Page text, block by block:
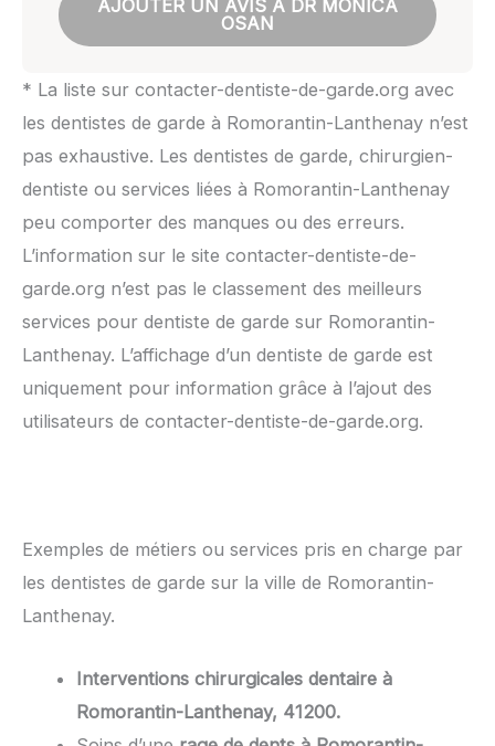
AJOUTER UN AVIS À DR MONICA
OSAN
* La liste sur contacter-dentiste-de-garde.org avec
les dentistes de garde à Romorantin-Lanthenay n’est
pas exhaustive. Les dentistes de garde, chirurgien-
dentiste ou services liées à Romorantin-Lanthenay
peu comporter des manques ou des erreurs.
L’information sur le site contacter-dentiste-de-
garde.org n’est pas le classement des meilleurs
services pour dentiste de garde sur Romorantin-
Lanthenay. L’affichage d’un dentiste de garde est
uniquement pour information grâce à l’ajout des
utilisateurs de contacter-dentiste-de-garde.org.
Exemples de métiers ou services pris en charge par
les dentistes de garde sur la ville de Romorantin-
Lanthenay.
Interventions chirurgicales dentaire à
Romorantin-Lanthenay, 41200.